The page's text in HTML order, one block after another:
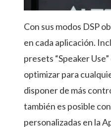
Con sus modos DSP
en cada aplicación.
presets “Speaker
optimizar para
disponer de más
también es posible
personalizadas en la